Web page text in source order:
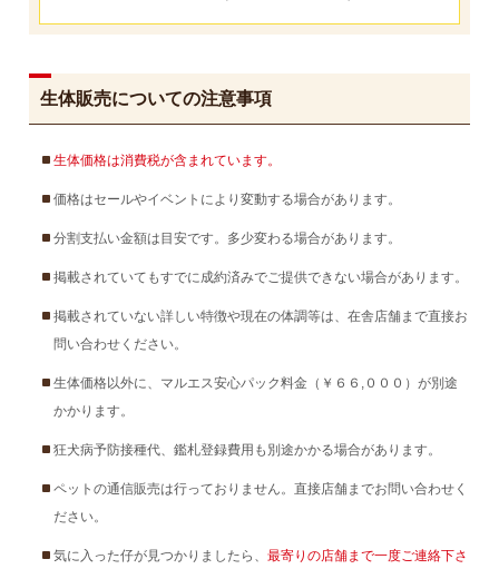
生体販売についての注意事項
生体価格は消費税が含まれています。
価格はセールやイベントにより変動する場合があります。
分割支払い金額は目安です。多少変わる場合があります。
掲載されていてもすでに成約済みでご提供できない場合があります。
掲載されていない詳しい特徴や現在の体調等は、在舎店舗まで直接お
問い合わせください。
生体価格以外に、マルエス安心パック料金（￥６６,０００）が別途
かかります。
狂犬病予防接種代、鑑札登録費用も別途かかる場合があります。
ペットの通信販売は行っておりません。直接店舗までお問い合わせく
ださい。
気に入った仔が見つかりましたら、 最寄りの店舗まで一度ご連絡下さ